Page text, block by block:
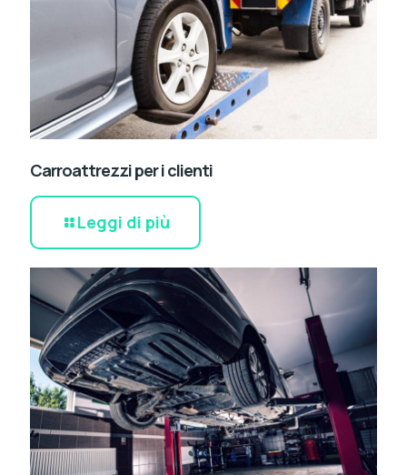
Carroattrezzi per i clienti
Leggi di più